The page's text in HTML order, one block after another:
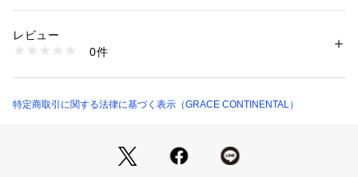
を演出します。高めの位置に施したウエストベルトでメリハリ
をつける事でさりげなくスタイルアップを叶えつつ、デザイン
膝下の露出度控えめなデザインで品よく着ていただける大人の
※こちらのモデル着用画像はサンプル品を撮影しております。
素材：（表地） ポリエステル 100% （別布部分） ポリエステル 100%
生産国：中国
洗濯：洗濯不可 漂白不可 タンブル乾燥不可 アイロンは120℃まで 弱いド
※詳しい洗濯方法については、商品の品質表示タグをご覧ください
0326331418 （ショップ）
レビュー
0件
特定商取引に関する法律に基づく表示（GRACE CONTINENTAL）